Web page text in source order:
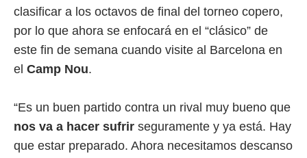
clasificar a los octavos de final del torneo copero,
por lo que ahora se enfocará en el “clásico” de
este fin de semana cuando visite al Barcelona en
el Camp Nou.
“Es un buen partido contra un rival muy bueno que
nos va a hacer sufrir seguramente y ya está. Hay
que estar preparado. Ahora necesitamos descanso